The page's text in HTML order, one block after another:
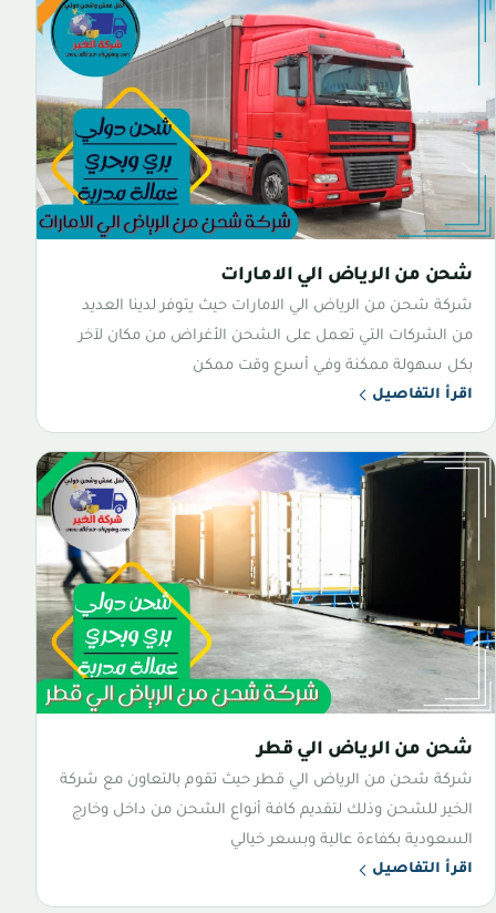
شحن من الرياض الي الامارات
شركة شحن من الرياض الي الامارات حيث يتوفر لدينا العديد
من الشركات التي تعمل على الشحن الأغراض من مكان لآخر
بكل سهولة ممكنة وفي أسرع وقت ممكن
اقرأ التفاصيل
شحن من الرياض الي قطر
شركة شحن من الرياض الي قطر حيث تقوم بالتعاون مع شركة
الخير للشحن وذلك لتقديم كافة أنواع الشحن من داخل وخارج
السعودية بكفاءة عالية وبسعر خيالي
اقرأ التفاصيل